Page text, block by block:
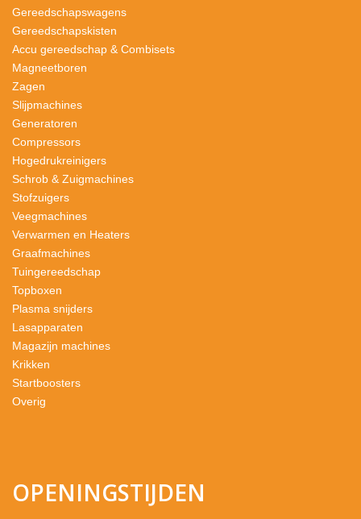
Gereedschapswagens
Gereedschapskisten
Accu gereedschap & Combisets
Magneetboren
Zagen
Slijpmachines
Generatoren
Compressors
Hogedrukreinigers
Schrob & Zuigmachines
Stofzuigers
Veegmachines
Verwarmen en Heaters
Graafmachines
Tuingereedschap
Topboxen
Plasma snijders
Lasapparaten
Magazijn machines
Krikken
Startboosters
Overig
OPENINGSTIJDEN